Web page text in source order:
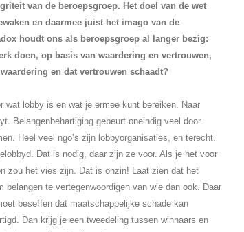
van de beroepsgroep. Het doel van de wet
en daarmee juist het imago van de
houdt ons als beroepsgroep al langer bezig:
doen, op basis van waardering en vertrouwen,
en dat vertrouwen schaadt?
wat lobby is en wat je ermee kunt bereiken. Naar
Belangenbehartiging gebeurt oneindig veel door
Heel veel ngo’s zijn lobbyorganisaties, en terecht.
Dat is nodig, daar zijn ze voor. Als je het voor
zou het vies zijn. Dat is onzin! Laat zien dat het
te vertegenwoordigen van wie dan ook. Daar
beseffen dat maatschappelijke schade kan
Dan krijg je een tweedeling tussen winnaars en